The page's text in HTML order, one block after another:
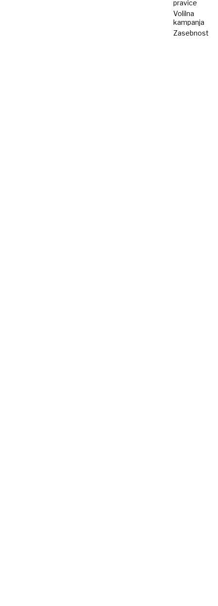
pravice
Volilna
kampanja
Zasebnost